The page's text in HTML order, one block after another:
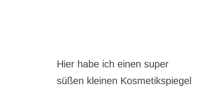
Hier habe ich einen super
süßen kleinen Kosmetikspiegel